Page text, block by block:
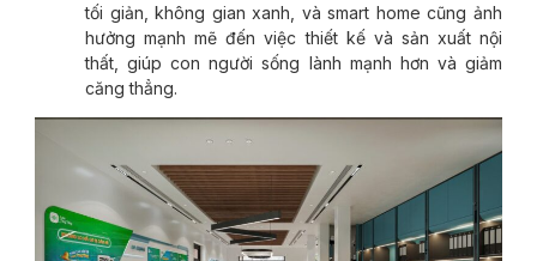
tối giản, không gian xanh, và smart home cũng ảnh
hưởng mạnh mẽ đến việc thiết kế và sản xuất nội
thất, giúp con người sống lành mạnh hơn và giảm
căng thẳng.